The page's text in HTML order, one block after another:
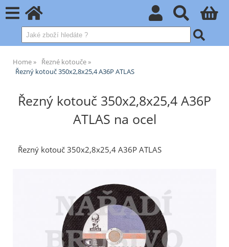
Home
Řezné kotouče
Řezný kotouč 350x2,8x25,4 A36P ATLAS
Řezný kotouč 350x2,8x25,4 A36P
ATLAS na ocel
Řezný kotouč 350x2,8x25,4 A36P ATLAS